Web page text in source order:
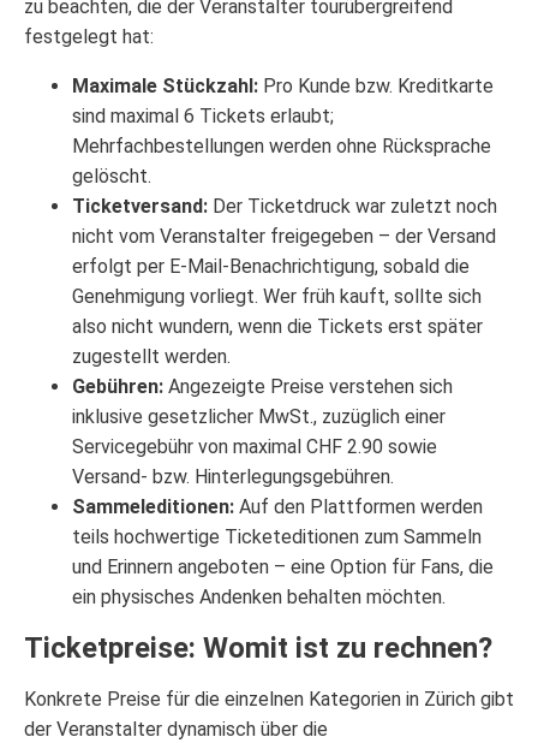
zu beachten, die der Veranstalter tourübergreifend
festgelegt hat:
Maximale Stückzahl: Pro Kunde bzw. Kreditkarte
sind maximal 6 Tickets erlaubt;
Mehrfachbestellungen werden ohne Rücksprache
gelöscht.
Ticketversand: Der Ticketdruck war zuletzt noch
nicht vom Veranstalter freigegeben – der Versand
erfolgt per E-Mail-Benachrichtigung, sobald die
Genehmigung vorliegt. Wer früh kauft, sollte sich
also nicht wundern, wenn die Tickets erst später
zugestellt werden.
Gebühren: Angezeigte Preise verstehen sich
inklusive gesetzlicher MwSt., zuzüglich einer
Servicegebühr von maximal CHF 2.90 sowie
Versand- bzw. Hinterlegungsgebühren.
Sammeleditionen: Auf den Plattformen werden
teils hochwertige Ticketeditionen zum Sammeln
und Erinnern angeboten – eine Option für Fans, die
ein physisches Andenken behalten möchten.
Ticketpreise: Womit ist zu rechnen?
Konkrete Preise für die einzelnen Kategorien in Zürich gibt
der Veranstalter dynamisch über die